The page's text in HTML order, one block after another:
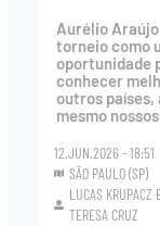
Aurélio
torneio como
oportunidade
conhecer
outros países,
mesmo
12.JUN.2026 - 18:51
SÃO PAULO (SP)
LUCAS KRUPACZ
TERESA CRUZ